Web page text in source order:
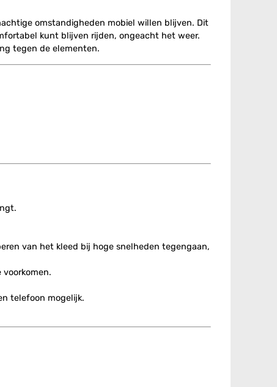
omstandigheden mobiel willen blijven. Dit
kunt blijven rijden, ongeacht het weer.
tegen de elementen.
van het kleed bij hoge snelheden tegengaan,
telefoon mogelijk.